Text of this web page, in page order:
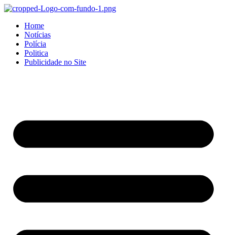
Home
Notícias
Polícia
Politica
Publicidade no Site